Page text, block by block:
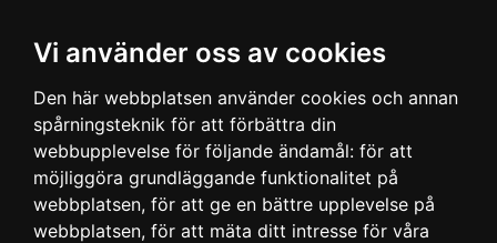
Vi använder oss av cookies
Den här webbplatsen använder cookies och annan
spårningsteknik för att förbättra din
webbupplevelse för följande ändamål: för att
möjliggöra grundläggande funktionalitet på
webbplatsen, för att ge en bättre upplevelse på
webbplatsen, för att mäta ditt intresse för våra